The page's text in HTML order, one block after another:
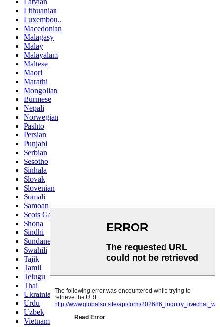
Latvian
Lithuanian
Luxembou..
Macedonian
Malagasy
Malay
Malayalam
Maltese
Maori
Marathi
Mongolian
Burmese
Nepali
Norwegian
Pashto
Persian
Punjabi
Serbian
Sesotho
Sinhala
Slovak
Slovenian
Somali
Samoan
Scots Gaelic
Shona
Sindhi
Sundanese
Swahili
Tajik
Tamil
Telugu
Thai
Ukrainian
Urdu
Uzbek
Vietnamese